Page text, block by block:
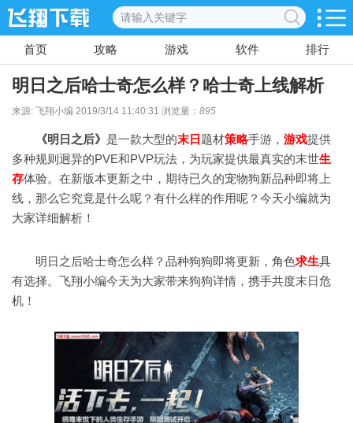
首页 攻略 游戏 软件 排行
明日之后哈士奇怎么样？哈士奇上线解析
来源: 飞翔小编 2019/3/14 11:40:31 浏览量： 895
《明日之后》 是一款大型的末日 题材策略手游， 游戏提供
多种规则迥异的PVE和PVP玩法，为玩家提供最真实的末世生
存体验。在新版本更新之中，期待已久的宠物狗新品种即将上
线，那么它究竟是什么呢？有什么样的作用呢？今天小编就为
大家详细解析！
明日之后哈士奇怎么样？品种狗狗即将更新，角色求生具
有选择。飞翔小编今天为大家带来狗狗详情，携手共度末日危
机！